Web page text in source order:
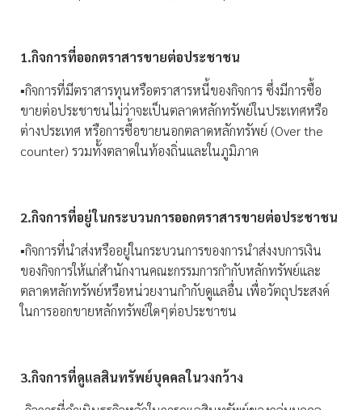
1.กิจการที่ออกตราสารขายต่อประชาชน
▪️กิจการที่มีตราสารทุนหรือตราสารหนี้ของกิจการ ซึ่งมีการซื้อ
ขายต่อประชาชนไม่ว่าจะเป็นตลาดหลักทรัพย์ในประเทศหรือ
ต่างประเทศ หรือการซื้อขายนอกตลาดหลักทรัพย์ (Over the
counter) รวมทั้งตลาดในท้องถิ่นและในภูมิภาค
2.กิจการที่อยู่ในกระบวนการออกตราสารขายต่อประชาชน
▪️กิจการที่นำส่งหรืออยู่ในกระบวนการของการนำส่งงบการเงิน
ของกิจการให้แก่สำนักงานคณะกรรมการกำกับหลักทรัพย์และ
ตลาดหลักทรัพย์หรือหน่วยงานกำกับดูแลอื่น เพื่อวัตถุประสงค์
ในการออกขายหลักทรัพย์ใดๆต่อประชาชน
3.กิจการที่ดูแลสินทรัพย์บุคคลในวงกว้าง